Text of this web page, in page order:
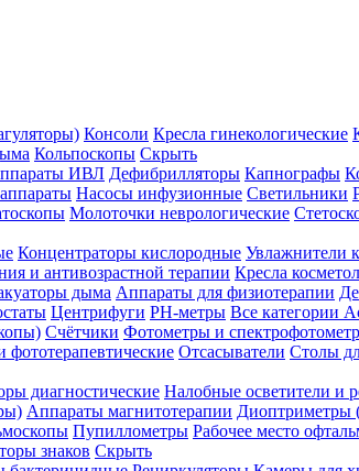
Консоли Кресла гинекологические
Кольпоскопы Скрыть
ИВЛ Дефибрилляторы Капнографы
Насосы инфузионные Светильники
Молоточки неврологические
Концентраторы кислородные Увлажнители
и антивозрастной терапии Кресла
дыма Аппараты для физиотерапии
Центрифуги PH-метры Все категории
Счётчики Фотометры и
фототерапевтические Отсасыватели Столы
диагностические Налобные осветители и
Аппараты магнитотерапии Диоптриметры
Пупиллометры Рабочее место
знаков Скрыть